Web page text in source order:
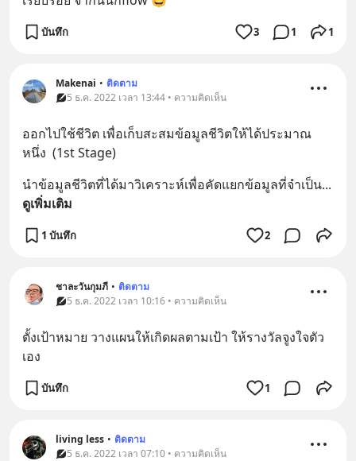
บันทึก 3 1 1
Makenai • ติดตาม
5 ธ.ค. 2022 เวลา 13:44 • ความคิดเห็น
ออกไปใช้ชีวิต เพื่อเก็บสะสมข้อมูลชีวิตให้ได้ประมาณ
หนึ่ง  (1st Stage)
นำข้อมูลชีวิตที่ได้มาวิเคราะห์เพื่อคัดแยกข้อมูลที่จำเป็น
ดูเพิ่มเติม
1 บันทึก 2
ชาละวันกุมภี • ติดตาม
5 ธ.ค. 2022 เวลา 10:16 • ความคิดเห็น
ตั้งเป้าหมาย วางแผนให้เกิดผลตามเป้า ให้รางวัลจูงใจตัว
เอง
บันทึก 1
living less • ติดตาม
5 ธ.ค. 2022 เวลา 07:10 • ความคิดเห็น